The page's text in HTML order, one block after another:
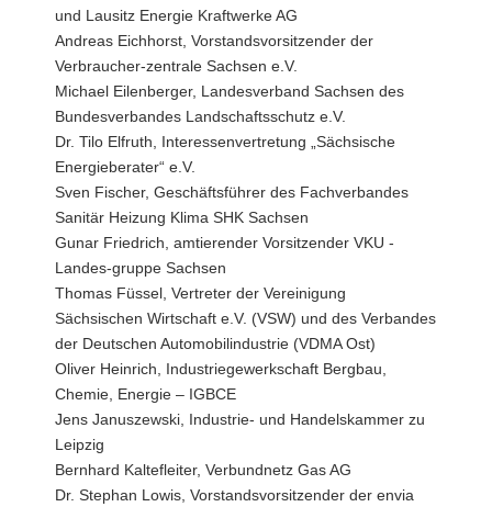
und Lausitz Energie Kraftwerke AG
Andreas Eichhorst, Vorstandsvorsitzender der
Verbraucher-zentrale Sachsen e.V.
Michael Eilenberger, Landesverband Sachsen des
Bundesverbandes Landschaftsschutz e.V.
Dr. Tilo Elfruth, Interessenvertretung „Sächsische
Energieberater“ e.V.
Sven Fischer, Geschäftsführer des Fachverbandes
Sanitär Heizung Klima SHK Sachsen
Gunar Friedrich, amtierender Vorsitzender VKU -
Landes-gruppe Sachsen
Thomas Füssel, Vertreter der Vereinigung
Sächsischen Wirtschaft e.V. (VSW) und des Verbandes
der Deutschen Automobilindustrie (VDMA Ost)
Oliver Heinrich, Industriegewerkschaft Bergbau,
Chemie, Energie – IGBCE
Jens Januszewski, Industrie- und Handelskammer zu
Leipzig
Bernhard Kaltefleiter, Verbundnetz Gas AG
Dr. Stephan Lowis, Vorstandsvorsitzender der envia